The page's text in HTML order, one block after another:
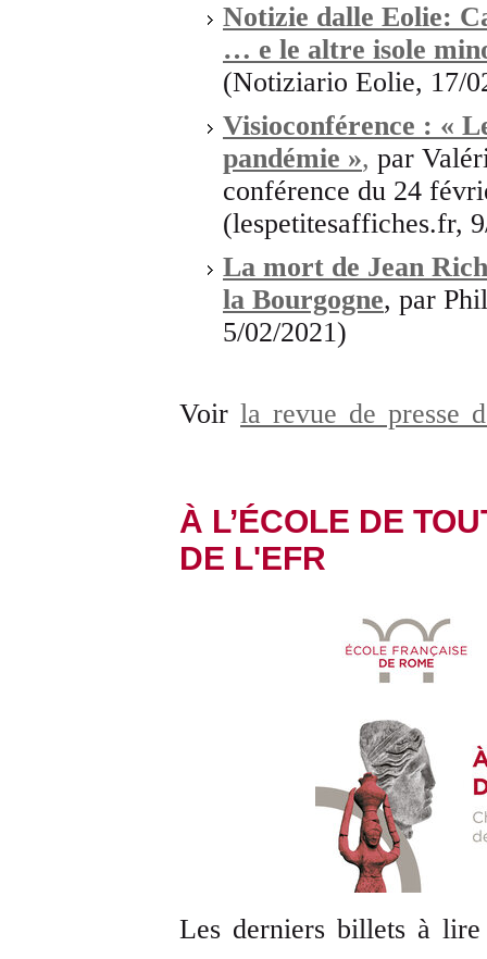
Notizie dalle Eolie:
… e le altre isole
(Notiziario Eolie, 17/
Visioconférence : «
pandémie », par
conférence du 24
(lespetitesaffiches.fr,
La mort de Jean
la Bourgogne, par
5/02/2021)
Voir la revue de presse
À L’ÉCOLE DE
DE L'EFR
Les derniers billets à